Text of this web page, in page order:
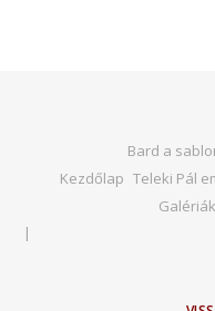
Bard a
Kezdőlap Teleki Pál
Galériák